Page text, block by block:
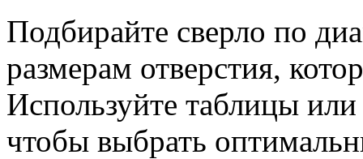
Подбирайте сверло по
размерам отверстия,
Используйте таблицы
чтобы выбрать